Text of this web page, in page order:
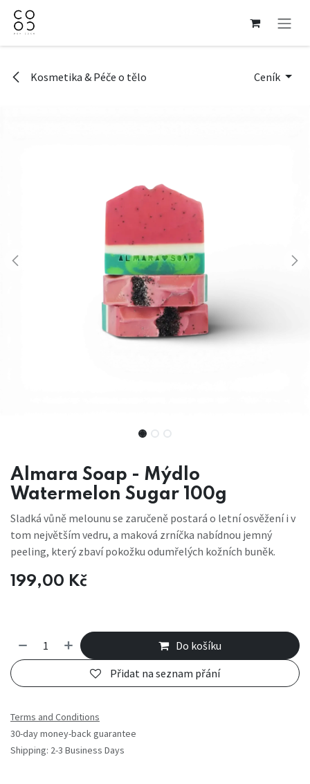
Přejít na obsah
Kosmetika & Péče o tělo Ceník
Almara Soap - Mýdlo
Watermelon Sugar 100g
Sladká vůně melounu se zaručeně postará o letní osvěžení i v
tom největším vedru, a maková zrníčka nabídnou jemný
peeling, který zbaví pokožku odumřelých kožních buněk.
199,00 Kč
Do košíku
Přidat na seznam přání
Terms and Conditions
30-day money-back guarantee
Shipping: 2-3 Business Days